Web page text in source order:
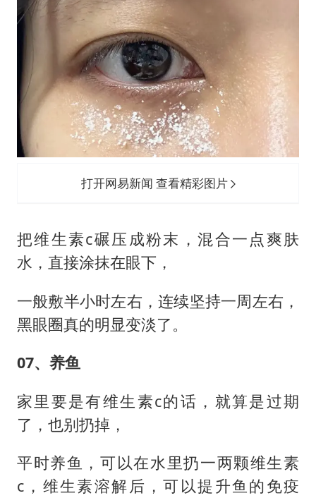
打开网易新闻 查看精彩图片
把维生素c碾压成粉末，混合一点爽肤
水，直接涂抹在眼下，
一般敷半小时左右，连续坚持一周左右，
黑眼圈真的明显变淡了。
07、养鱼
家里要是有维生素c的话，就算是过期
了，也别扔掉，
平时养鱼，可以在水里扔一两颗维生素
c，维生素溶解后，可以提升鱼的免疫